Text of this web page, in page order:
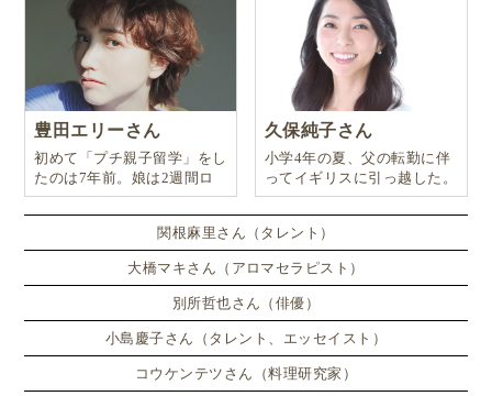
豊田エリーさん
初めて「プチ親子留学」をし
たのは7年前。娘は2週間ロ
ンドンのサマースクールに通
い、英語劇に挑戦したり、
久保純子さん
小学4年の夏、父の転勤に伴
ってイギリスに引っ越した。
関根麻里さん（タレント）
大橋マキさん（アロマセラピスト）
別所哲也さん（俳優）
小島慶子さん（タレント、エッセイスト）
コウケンテツさん（料理研究家）